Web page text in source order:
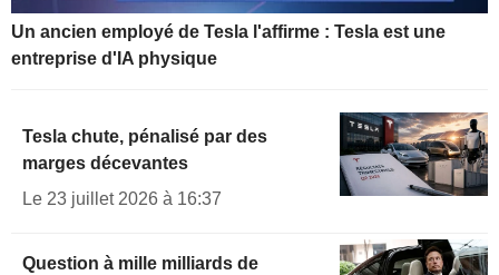
Un ancien employé de Tesla l'affirme : Tesla est une
entreprise d'IA physique
Tesla chute, pénalisé par des
marges décevantes
Le 23 juillet 2026 à 16:37
Question à mille milliards de